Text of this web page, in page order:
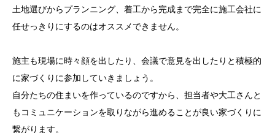
土地選びからプランニング、着工から完成まで完全に施工会社に
任せっきりにするのはオススメできません。
施主も現場に時々顔を出したり、会議で意見を出したりと積極的
に家づくりに参加していきましょう。
自分たちの住まいを作っているのですから、担当者や大工さんと
もコミュニケーションを取りながら進めることが良い家づくりに
繋がります。